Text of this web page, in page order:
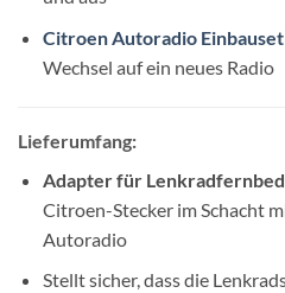
Citroen Autoradio Einbauset
Wechsel auf ein neues Radio
Lieferumfang:
Adapter für
Citroen-Stecker im Schacht
Autoradio
Stellt sicher, dass die